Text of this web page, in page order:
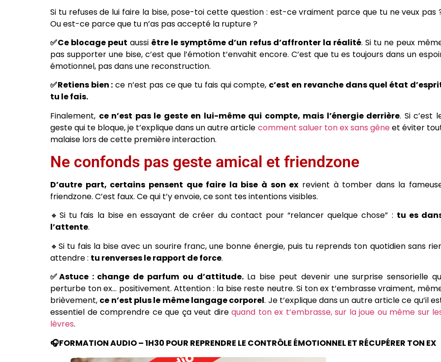
Si tu refuses de lui faire la bise, pose-toi cette question : est-ce vraiment parce que tu ne veux pas
Ou est-ce parce que tu n’as pas accepté la rupture ?
✅Ce blocage peut aussi être le symptôme d’un refus d’affronter la réalité. Si tu ne peux
pas supporter une bise, c’est que l’émotion t’envahit encore. C’est que tu es toujours dans un
émotionnel, pas dans une reconstruction.
✅Retiens bien : ce n’est pas ce que tu fais qui compte, c’est en revanche dans quel état
tu le fais.
Finalement, ce n’est pas le geste en lui-même qui compte, mais l’énergie derrière. Si c’est
geste qui te bloque, je t’explique dans un autre article comment saluer ton ex sans gêneet éviter
malaise lors de cette première interaction.
Ne confonds pas geste amical et friendzone
D’autre part, certains pensent que faire la bise à son ex revient à tomber dans la
friendzone. C’est faux. Ce qui t’y envoie, ce sont tes intentions visibles.
🔸Si tu fais la bise en essayant de créer du contact pour “relancer quelque chose” : tu es
l’attente.
🔸Si tu fais la bise avec un sourire franc, une bonne énergie, puis tu reprends ton quotidien sans
attendre : tu renverses le rapport de force.
✅Astuce : change de parfum ou d’attitude.La bise peut devenir une surprise sensorielle
perturbe ton ex… positivement. Attention : la bise reste neutre. Si ton ex t’embrasse vraiment,
brièvement, ce n’est plus le même langage corporel. Je t’explique dans un autre article ce qu’il
essentiel de comprendre ce que ça veut dire quand ton ex t’embrasse, sur la joue ou même sur
lèvres.
🎧FORMATION AUDIO – 1H30 POUR REPRENDRE LE CONTRÔLE ÉMOTIONNEL ET RÉCUPÉRER TON EX